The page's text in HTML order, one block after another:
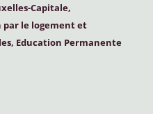
Capitale,
par le logement et
Education Permanente